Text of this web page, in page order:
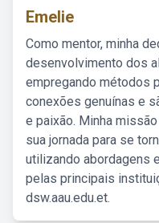
Emelie
Como mentor, minha
desenvolvimento dos
empregando métodos
conexões genuínas e
e paixão. Minha
sua jornada para se
utilizando abordagens
pelas principais
dsw.aau.edu.et.